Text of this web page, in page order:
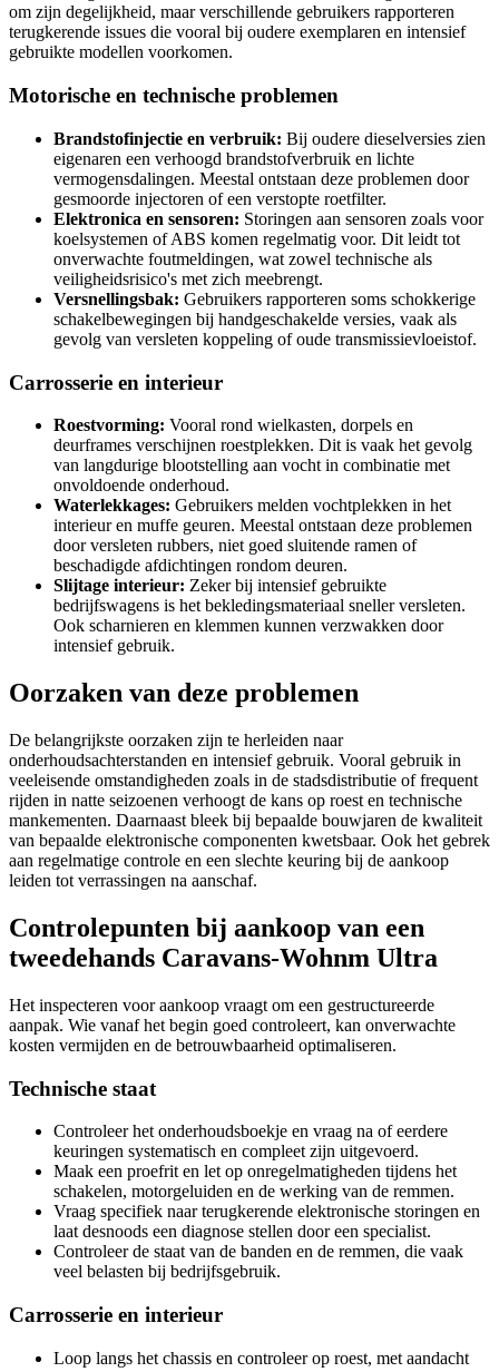
om zijn degelijkheid, maar verschillende gebruikers rapporteren
terugkerende issues die vooral bij oudere exemplaren en intensief
gebruikte modellen voorkomen.
Motorische en technische problemen
Brandstofinjectie en verbruik: Bij oudere dieselversies zien
eigenaren een verhoogd brandstofverbruik en lichte
vermogensdalingen. Meestal ontstaan deze problemen door
gesmoorde injectoren of een verstopte roetfilter.
Elektronica en sensoren: Storingen aan sensoren zoals voor
koelsystemen of ABS komen regelmatig voor. Dit leidt tot
onverwachte foutmeldingen, wat zowel technische als
veiligheidsrisico's met zich meebrengt.
Versnellingsbak: Gebruikers rapporteren soms schokkerige
schakelbewegingen bij handgeschakelde versies, vaak als
gevolg van versleten koppeling of oude transmissievloeistof.
Carrosserie en interieur
Roestvorming: Vooral rond wielkasten, dorpels en
deurframes verschijnen roestplekken. Dit is vaak het gevolg
van langdurige blootstelling aan vocht in combinatie met
onvoldoende onderhoud.
Waterlekkages: Gebruikers melden vochtplekken in het
interieur en muffe geuren. Meestal ontstaan deze problemen
door versleten rubbers, niet goed sluitende ramen of
beschadigde afdichtingen rondom deuren.
Slijtage interieur: Zeker bij intensief gebruikte
bedrijfswagens is het bekledingsmateriaal sneller versleten.
Ook scharnieren en klemmen kunnen verzwakken door
intensief gebruik.
Oorzaken van deze problemen
De belangrijkste oorzaken zijn te herleiden naar
onderhoudsachterstanden en intensief gebruik. Vooral gebruik in
veeleisende omstandigheden zoals in de stadsdistributie of frequent
rijden in natte seizoenen verhoogt de kans op roest en technische
mankementen. Daarnaast bleek bij bepaalde bouwjaren de kwaliteit
van bepaalde elektronische componenten kwetsbaar. Ook het gebrek
aan regelmatige controle en een slechte keuring bij de aankoop
leiden tot verrassingen na aanschaf.
Controlepunten bij aankoop van een
tweedehands Caravans-Wohnm Ultra
Het inspecteren voor aankoop vraagt om een gestructureerde
aanpak. Wie vanaf het begin goed controleert, kan onverwachte
kosten vermijden en de betrouwbaarheid optimaliseren.
Technische staat
Controleer het onderhoudsboekje en vraag na of eerdere
keuringen systematisch en compleet zijn uitgevoerd.
Maak een proefrit en let op onregelmatigheden tijdens het
schakelen, motorgeluiden en de werking van de remmen.
Vraag specifiek naar terugkerende elektronische storingen en
laat desnoods een diagnose stellen door een specialist.
Controleer de staat van de banden en de remmen, die vaak
veel belasten bij bedrijfsgebruik.
Carrosserie en interieur
Loop langs het chassis en controleer op roest, met aandacht